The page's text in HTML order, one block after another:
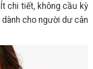
chi tiết, không cầu kỳ
cho người dư cân